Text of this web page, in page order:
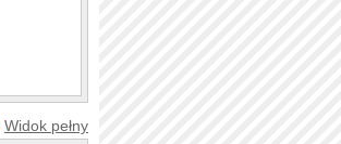
Widok pełny